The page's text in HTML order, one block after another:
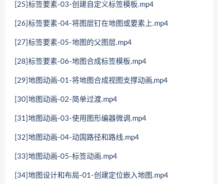
[25]标签要素-03-创建自定义标签模板.mp4
[26]标签要素-04-将图层钉在地图或要素上.mp4
[27]标签要素-05-地图的父图层.mp4
[28]标签要素-06-地图合成标签模板.mp4
[29]地图动画-01-将地图合成视图支撑动画,mp4
[30]地图动画-02-简单过渡.mp4
[31]地图动画-03-使用图形编器微调.mp4
[32]地图动画-04-动国路径和路线.mp4
[33]地图动画-05-标签动画.mp4
[34]地图设计和布局-01-创建定位嵌入地图.mp4